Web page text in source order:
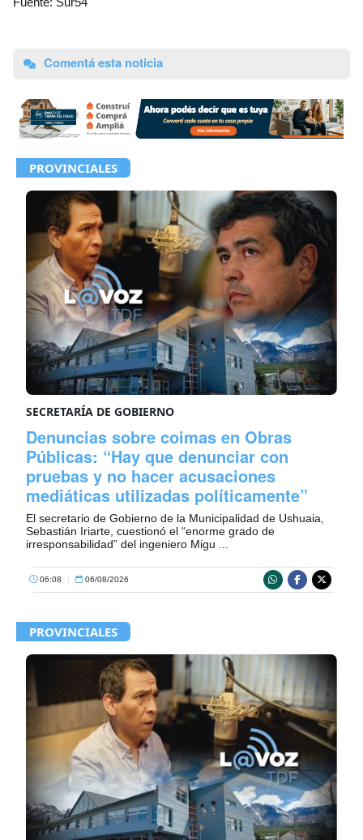
Comentá esta noticia
PROVINCIALES
SECRETARÍA DE GOBIERNO
Denuncias sobre coimas en Obras
Públicas: “Hay que denunciar con
pruebas y no hacer acusaciones
mediáticas utilizadas políticamente”
El secretario de Gobierno de la Municipalidad de Ushuaia,
Sebastián Iriarte, cuestionó el “enorme grado de
irresponsabilidad” del ingeniero Migu ...
06:08 | 06/08/2026
PROVINCIALES